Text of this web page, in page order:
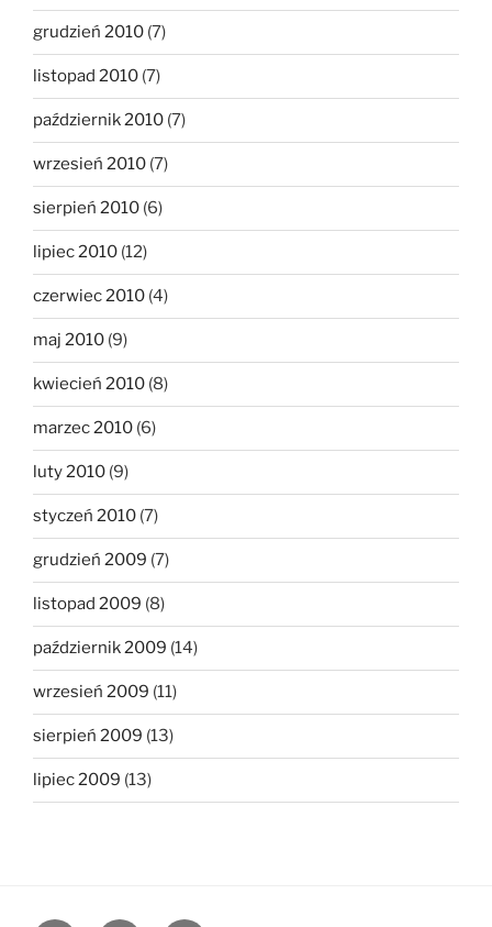
grudzień 2010 (7)
listopad 2010 (7)
październik 2010 (7)
wrzesień 2010 (7)
sierpień 2010 (6)
lipiec 2010 (12)
czerwiec 2010 (4)
maj 2010 (9)
kwiecień 2010 (8)
marzec 2010 (6)
luty 2010 (9)
styczeń 2010 (7)
grudzień 2009 (7)
listopad 2009 (8)
październik 2009 (14)
wrzesień 2009 (11)
sierpień 2009 (13)
lipiec 2009 (13)